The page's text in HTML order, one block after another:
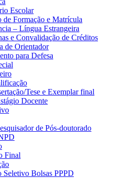
Escolar
de Formação e Matrícula
– Língua Estrangeira
e Convalidação de Créditos
de Orientador
para Defesa
Tese e Exemplar final
Docente
de Pós-doutorado
Final
Seletivo Bolsas PPPD